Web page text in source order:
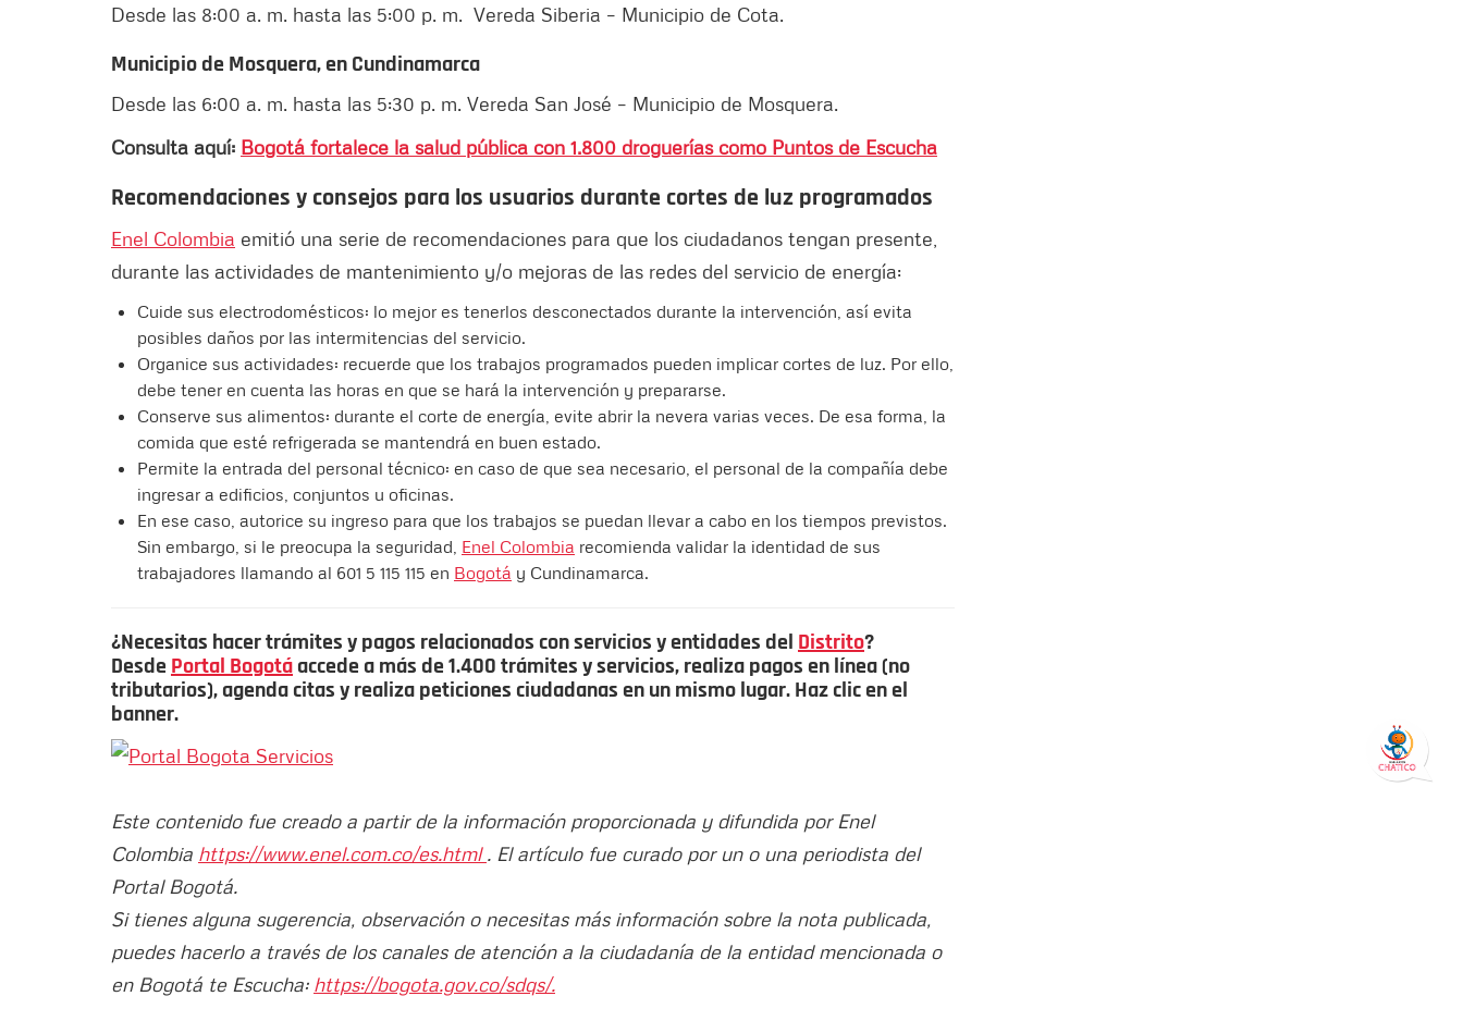
Desde las 8:00 a. m. hasta las 5:00 p. m. Vereda Siberia – Municipio de Cota.
Municipio de Mosquera, en Cundinamarca
Desde las 6:00 a. m. hasta las 5:30 p. m. Vereda San José – Municipio de Mosquera.
Consulta aquí: Bogotá fortalece la salud pública con 1.800 droguerías como Puntos de Escucha
Recomendaciones y consejos para los usuarios durante cortes de luz programados
Enel Colombia emitió una serie de recomendaciones para que los ciudadanos tengan presente,
durante las actividades de mantenimiento y/o mejoras de las redes del servicio de energía:
Cuide sus electrodomésticos: lo mejor es tenerlos desconectados durante la intervención, así evita
posibles daños por las intermitencias del servicio.
Organice sus actividades: recuerde que los trabajos programados pueden implicar cortes de luz. Por ello,
debe tener en cuenta las horas en que se hará la intervención y prepararse.
Conserve sus alimentos: durante el corte de energía, evite abrir la nevera varias veces. De esa forma, la
comida que esté refrigerada se mantendrá en buen estado.
Permite la entrada del personal técnico: en caso de que sea necesario, el personal de la compañía debe
ingresar a edificios, conjuntos u oficinas.
En ese caso, autorice su ingreso para que los trabajos se puedan llevar a cabo en los tiempos previstos.
Sin embargo, si le preocupa la seguridad, Enel Colombia recomienda validar la identidad de sus
trabajadores llamando al 601 5 115 115 en Bogotá y Cundinamarca.
¿Necesitas hacer trámites y pagos relacionados con servicios y entidades del Distrito?
Desde Portal Bogotáaccede a más de 1.400 trámites y servicios, realiza pagos en línea (no
tributarios), agenda citas y realiza peticiones ciudadanas en un mismo lugar. Haz clic en el
banner.
Este contenido fue creado a partir de la información proporcionada y difundida por Enel
Colombia https://www.enel.com.co/es.html. El artículo fue curado por un o una periodista del
Portal Bogotá.
Si tienes alguna sugerencia, observación o necesitas más información sobre la nota publicada,
puedes hacerlo a través de los canales de atención a la ciudadanía de la entidad mencionada o
en Bogotá te Escucha: https://bogota.gov.co/sdqs/.